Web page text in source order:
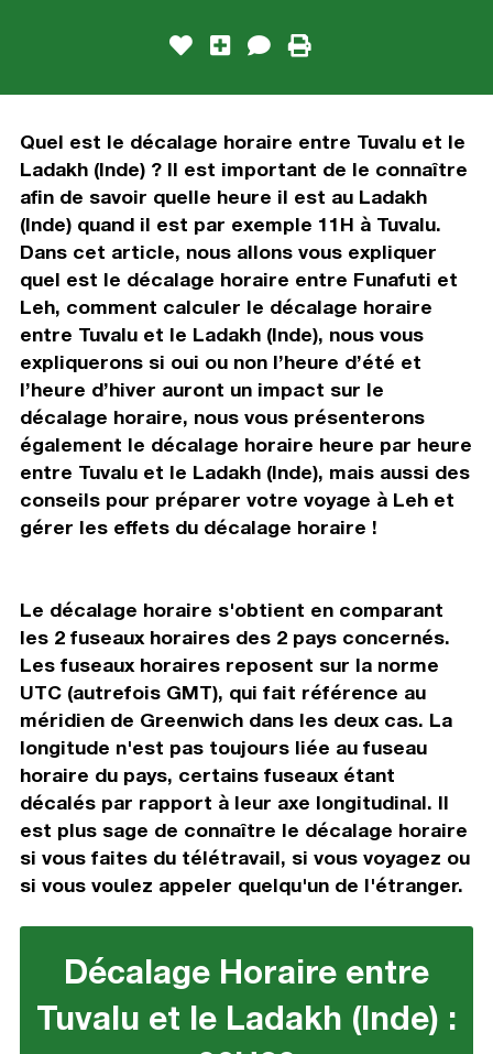
Quel est le décalage horaire entre Tuvalu et le
Ladakh (Inde) ? Il est important de le connaître
afin de savoir quelle heure il est au Ladakh
(Inde) quand il est par exemple 11H à Tuvalu.
Dans cet article, nous allons vous expliquer
quel est le décalage horaire entre Funafuti et
Leh, comment calculer le décalage horaire
entre Tuvalu et le Ladakh (Inde), nous vous
expliquerons si oui ou non l’heure d’été et
l’heure d’hiver auront un impact sur le
décalage horaire, nous vous présenterons
également le décalage horaire heure par heure
entre Tuvalu et le Ladakh (Inde), mais aussi des
conseils pour préparer votre voyage à Leh et
gérer les effets du décalage horaire !
Le décalage horaire s'obtient en comparant
les 2 fuseaux horaires des 2 pays concernés.
Les fuseaux horaires reposent sur la norme
UTC (autrefois GMT), qui fait référence au
méridien de Greenwich dans les deux cas. La
longitude n'est pas toujours liée au fuseau
horaire du pays, certains fuseaux étant
décalés par rapport à leur axe longitudinal. Il
est plus sage de connaître le décalage horaire
si vous faites du télétravail, si vous voyagez ou
si vous voulez appeler quelqu'un de l'étranger.
Décalage Horaire entre
Tuvalu et le Ladakh (Inde) :